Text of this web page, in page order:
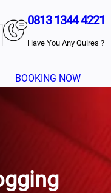
0813 1344 4221
Have You Any Quires ?
BOOKING NOW